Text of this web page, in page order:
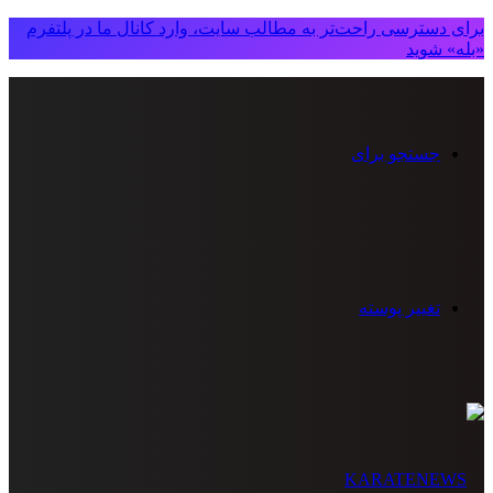
برای دسترسی راحت‌تر به مطالب سایت، وارد کانال ما در پلتفرم
«بله» شوید
جستجو برای
تغییر پوسته